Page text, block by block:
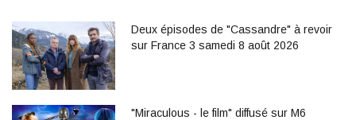
Deux épisodes de "Cassandre" à revoir
sur France 3 samedi 8 août 2026
"Miraculous - le film" diffusé sur M6